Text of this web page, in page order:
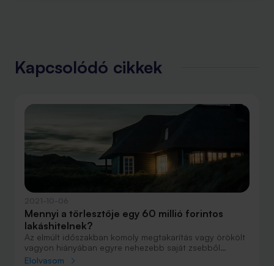
Kapcsolódó cikkek
Mennyi a törlesztője egy 60 millió forintos
lakáshitelnek?
Az elmúlt időszakban komoly megtakarítás vagy örökölt
vagyon hiányában egyre nehezebb saját zsebből
ingatlant vásárolni. Emiatt a nagyobb vagy az újépítésű
Elolvasom